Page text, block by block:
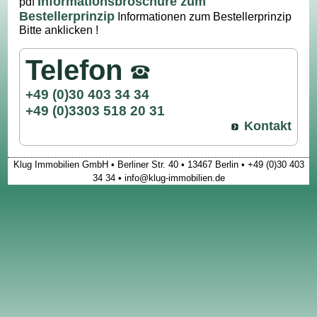
Bestellerprinzip Informationen zum Bestellerprinzip
Bitte anklicken !
Telefon
+49 (0)30 403 34 34
+49 (0)3303 518 20 31
Kontakt
Klug Immobilien GmbH • Berliner Str. 40 • 13467 Berlin • +49 (0)30 403
34 34 • info@klug-immobilien.de